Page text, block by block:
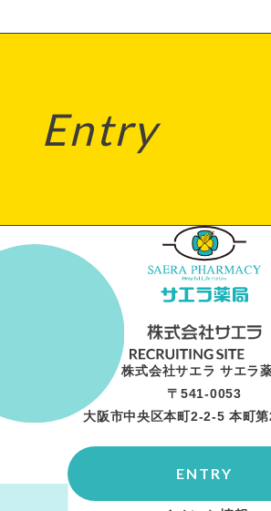
Entry
株式会社サエラ サエラ
〒541-0053
大阪市中央区本町2-2-5 本町
ENTRY